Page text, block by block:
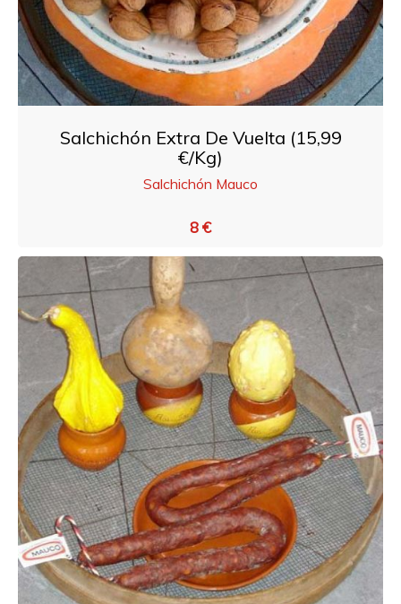
Salchichón Extra De Vuelta (15,99
€/Kg)
Salchichón Mauco
8 €